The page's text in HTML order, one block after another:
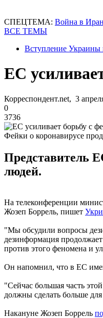
СПЕЦТЕМА: Война в
ВСЕ ТЕМЫ
Вступление
ЕС
Корреспондент.net, 3
0
3736
Фейки о коронавирусе
Представитель
людей.
На телеконференции
Жозеп Боррель, пишет
"Мы обсудили вопросы
дезинформация
против этого феномена и
Он напомнил, что в ЕС
"Сейчас большая часть
должны сделать больше
Накануне Жозеп Боррель